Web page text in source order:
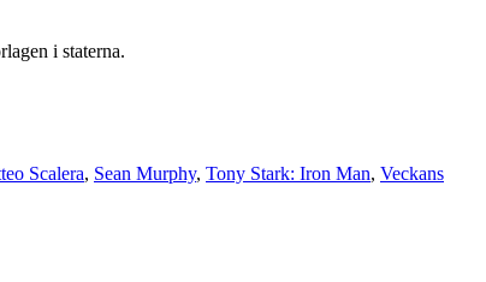
i staterna.
Scalera, Sean Murphy, Tony Stark: Iron Man, Veckans